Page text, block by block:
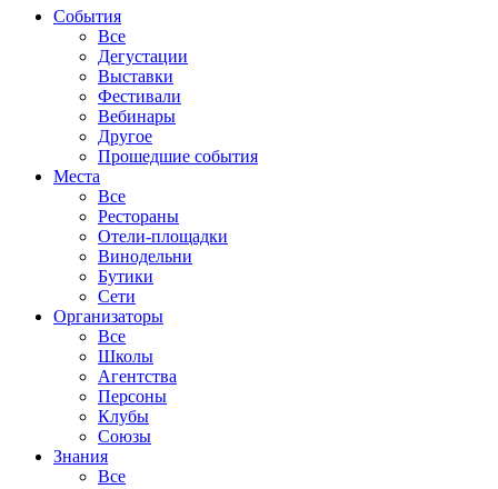
События
Все
Дегустации
Выставки
Фестивали
Вебинары
Другое
Прошедшие события
Места
Все
Рестораны
Отели-площадки
Винодельни
Бутики
Сети
Организаторы
Все
Школы
Агентства
Персоны
Клубы
Союзы
Знания
Все